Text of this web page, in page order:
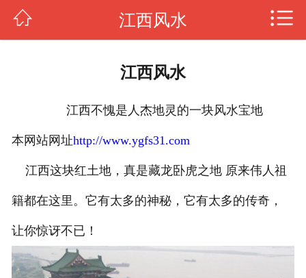
江西风水
江西风水
江西不愧是人杰地灵的一块风水宝地
本网站网址http://www.ygfs31.com
江西这块红土地，真是藏龙卧虎之地 原来伟人祖
籍都在这里。它有太多的神秘，它有太多的传奇，
让你惊讶不已！